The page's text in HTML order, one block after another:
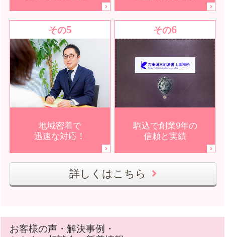
その5
地域密着で
迅速な対応！
その6
駒込で創業9年の
信頼と実績
詳しくはこちら
お客様の声・解決事例・